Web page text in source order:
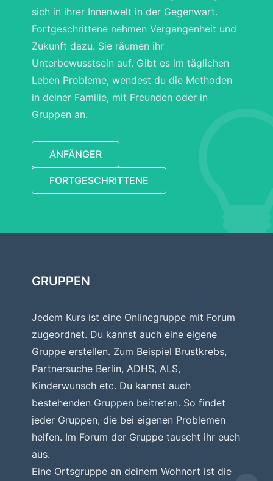
sich in ihrer Innenwelt in der Gegenwart.
Fortgeschrittene nehmen Vergangenheit und
Zukunft dazu. Sie räumen ihr
Unterbewusstsein auf. Gibt es im täglichen
Leben Probleme, wendest du die Methoden
in deiner Familie, mit Freunden oder in
Gruppen an.
ANFÄNGER
FORTGESCHRITTENE
GRUPPEN
Jedem Kurs ist eine Onlinegruppe mit Forum
zugeordnet. Du kannst auch eine eigene
Gruppe erstellen. Zum Beispiel Brustkrebs,
Partnersuche Berlin, ADHS, ALS,
Kinderwunsch etc. Du kannst auch
bestehenden Gruppen beitreten. So findet
jeder Gruppen, die bei eigenen Problemen
helfen. Im Forum der Gruppe tauscht ihr euch
aus.
Eine Ortsgruppe an deinem Wohnort ist die